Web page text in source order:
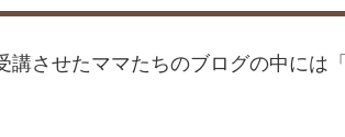
講させたママたちのブログの中には